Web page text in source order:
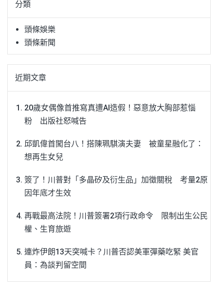
字:分類
頭條娛樂
頭條新聞
近期文章
20歲女偶像首推寫真遭AI造假！惡意放大胸部惹惱
粉 出版社怒喊告
邱凱偉首闖台八！搭陳珮騏演夫妻 被童星融化了：
想再生女兒
簽了！川普對「多晶矽及衍生品」加徵關稅 考量2原
因年底才生效
再戰最高法院！川普簽署2項行政命令 限制出生公民
權、生育旅遊
連炸伊朗13天突喊卡？川普否認美軍彈藥吃緊 美官
員：為談判留空間